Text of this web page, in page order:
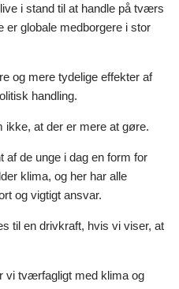
i stand til at handle på tværs
globale medborgere i stor
og mere tydelige effekter af
handling.
at der er mere at gøre.
af de unge i dag en form for
klima, og her har alle
og vigtigt ansvar.
til en drivkraft, hvis vi viser, at
vi tværfagligt med klima og